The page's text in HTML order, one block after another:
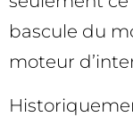
bascule du
moteur